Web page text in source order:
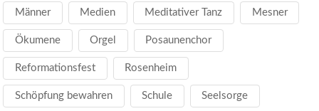
Männer Medien Meditativer Tanz Mesner
Ökumene Orgel Posaunenchor
Reformationsfest Rosenheim
Schöpfung bewahren Schule Seelsorge